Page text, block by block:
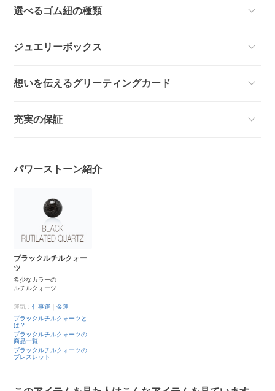
選べるゴム紐の種類
ジュエリーボックス
想いを伝えるグリーティングカード
充実の保証
パワーストーン紹介
ブラックルチルクォー
ツ
希少なカラーの
ルチルクォーツ
運気：仕事運 ｜金運
ブラックルチルクォーツと
は？
ブラックルチルクォーツの
商品一覧
ブラックルチルクォーツの
ブレスレット